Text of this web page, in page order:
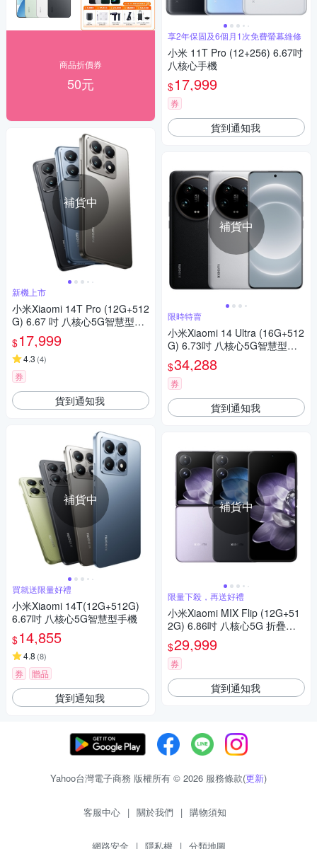
商品折價券
50元
補貨中
新機上市
小米Xiaomi 14T Pro (12G+512
G) 6.67 吋 八核心5G智慧型手
機
$17,999
4.3 (4)
券
貨到通知我
補貨中
買就送限量好禮
小米Xiaomi 14T(12G+512G)
6.67吋 八核心5G智慧型手機
$14,855
4.8 (8)
券 贈品
貨到通知我
享2年保固及6個月1次免費螢幕維修
小米 11T Pro (12+256) 6.67吋
八核心手機
$17,999
券
貨到通知我
補貨中
限時特賣
小米Xiaomi 14 Ultra (16G+512
G) 6.73吋 八核心5G智慧型手
機
$34,288
券
貨到通知我
補貨中
限量下殺，再送好禮
小米Xiaomi MIX Flip (12G+51
2G) 6.86吋 八核心5G 折疊智
慧型手機
$29,999
券
貨到通知我
Yahoo台灣電子商務 版權所有 © 2026 服務條款(更新)
客服中心 | 關於我們 | 購物須知
網路安全 | 隱私權 | 分類地圖